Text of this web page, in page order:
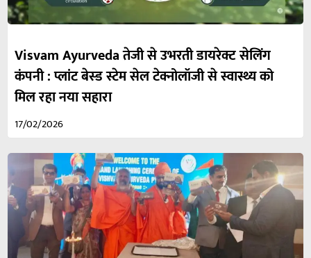
Visvam Ayurveda तेजी से उभरती डायरेक्ट सेलिंग
कंपनी : प्लांट बेस्ड स्टेम सेल टेक्नोलॉजी से स्वास्थ्य को
मिल रहा नया सहारा
17/02/2026